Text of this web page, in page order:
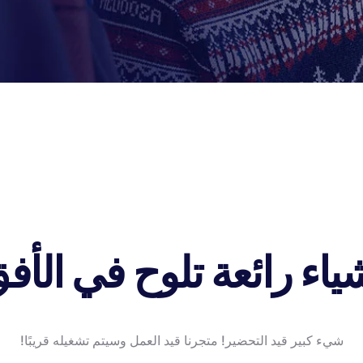
رائعة تلوح في
شيء كبير قيد التحضير! متجرنا قيد العمل وسيتم تشغيله قريبًا!